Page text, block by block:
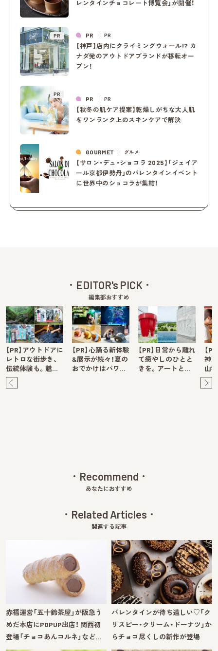
レンタインチョコレート博覧会」が開催！
PR PR PR
【神戸】店内にクライミングウォール!? カ
ナダ発のアウトドアブランドが移転オー
プン！
PR
PR PR
【秋冬の肌ケア提案】乾燥しがちな大人肌
をワンランク上のスキンケアで解決
GOURMET グルメ
【サロン・デュ・ショコラ 2025】「ジェイア
ール京都伊勢丹」のバレンタインイベント
に世界中のショコラが集結！
EDITOR's PICK
編集部おすすめ
【PR】アウトドアに
レトロな街歩き、
伝統体験も。魅…
【PR】心踊る新体験
&展示が続々！夏の
おでかけはパワ…
【PR】日常から離れ
て癒やしのひとと
きを。アートと…
【
神
山
Recommend
あなたにおすすめ
Related Articles
関連する記事
⾚福運営「五⼗鈴茶屋」が阪急う
めだ本店にPOPUP出店！ 関⻄初
登場「チョコあんコルネ」など…
バレンタインが待ち遠しい♡「ク
リスピー・クリーム・ドーナツ」か
らチョコ尽くしの新作が登場